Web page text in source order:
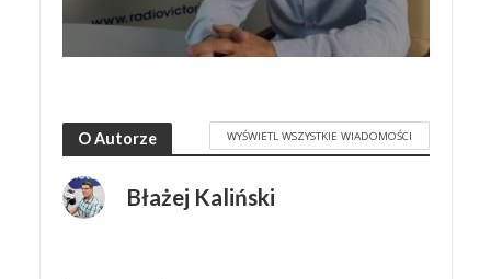
O Autorze WYŚWIETL WSZYSTKIE WIADOMOŚCI
Błażej Kaliński